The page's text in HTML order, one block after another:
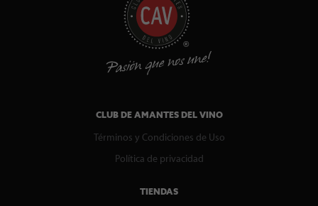
CLUB DE AMANTES DEL VINO
Términos y Condiciones de Uso
Política de privacidad
TIENDAS